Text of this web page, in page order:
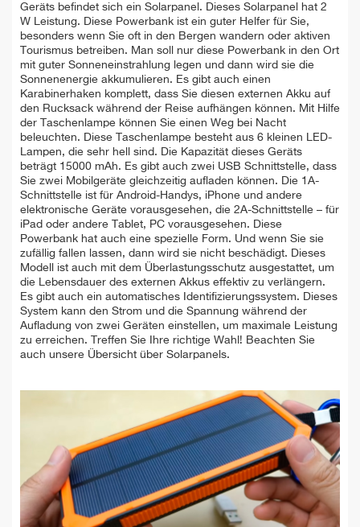
Geräts befindet sich ein Solarpanel. Dieses Solarpanel hat 2
W Leistung. Diese Powerbank ist ein guter Helfer für Sie,
besonders wenn Sie oft in den Bergen wandern oder aktiven
Tourismus betreiben. Man soll nur diese Powerbank in den Ort
mit guter Sonneneinstrahlung legen und dann wird sie die
Sonnenenergie akkumulieren. Es gibt auch einen
Karabinerhaken komplett, dass Sie diesen externen Akku auf
den Rucksack während der Reise aufhängen können. Mit Hilfe
der Taschenlampe können Sie einen Weg bei Nacht
beleuchten. Diese Taschenlampe besteht aus 6 kleinen LED-
Lampen, die sehr hell sind. Die Kapazität dieses Geräts
beträgt 15000 mAh. Es gibt auch zwei USB Schnittstelle, dass
Sie zwei Mobilgeräte gleichzeitig aufladen können. Die 1A-
Schnittstelle ist für Android-Handys, iPhone und andere
elektronische Geräte vorausgesehen, die 2A-Schnittstelle – für
iPad oder andere Tablet, PC vorausgesehen. Diese
Powerbank hat auch eine spezielle Form. Und wenn Sie sie
zufällig fallen lassen, dann wird sie nicht beschädigt. Dieses
Modell ist auch mit dem Überlastungsschutz ausgestattet, um
die Lebensdauer des externen Akkus effektiv zu verlängern.
Es gibt auch ein automatisches Identifizierungssystem. Dieses
System kann den Strom und die Spannung während der
Aufladung von zwei Geräten einstellen, um maximale Leistung
zu erreichen. Treffen Sie Ihre richtige Wahl! Beachten Sie
auch unsere Übersicht über Solarpanels.